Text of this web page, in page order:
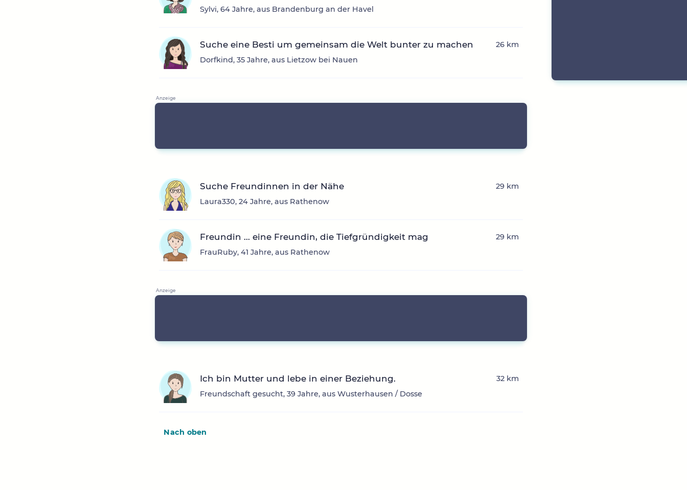
Sylvi, 64 Jahre, aus Brandenburg an der Havel
Suche eine Besti um gemeinsam die Welt bunter zu machen
Dorfkind, 35 Jahre, aus Lietzow bei Nauen
26 km
Suche Freundinnen in der Nähe
Laura330, 24 Jahre, aus Rathenow
29 km
Freundin ... eine Freundin, die Tiefgründigkeit mag
FrauRuby, 41 Jahre, aus Rathenow
29 km
Ich bin Mutter und lebe in einer Beziehung.
Freundschaft gesucht, 39 Jahre, aus Wusterhausen / Dosse
32 km
Nach oben